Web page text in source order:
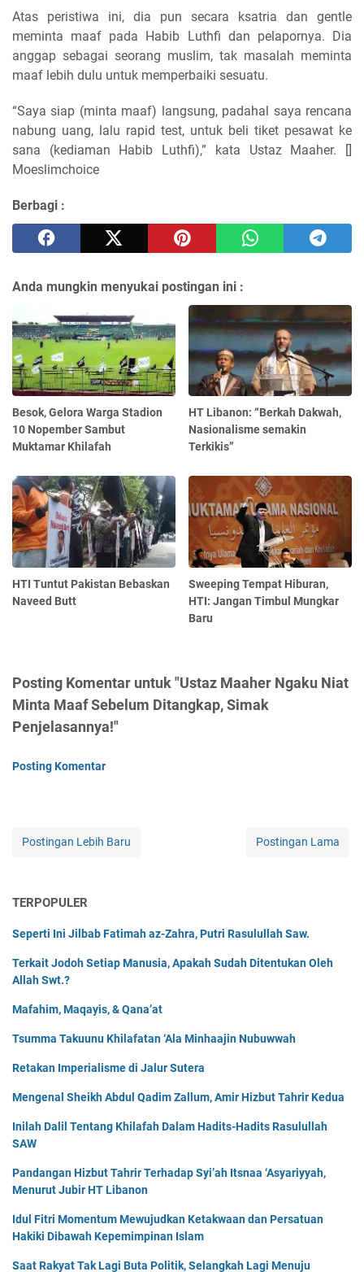
Atas peristiwa ini, dia pun secara ksatria dan gentle
meminta maaf pada Habib Luthfi dan pelapornya. Dia
anggap sebagai seorang muslim, tak masalah meminta
maaf lebih dulu untuk memperbaiki sesuatu.
“Saya siap (minta maaf) langsung, padahal saya rencana
nabung uang, lalu rapid test, untuk beli tiket pesawat ke
sana (kediaman Habib Luthfi),” kata Ustaz Maaher. []
Moeslimchoice
Berbagi :
Anda mungkin menyukai postingan ini :
Besok, Gelora Warga Stadion
10 Nopember Sambut
Muktamar Khilafah
HT Libanon: “Berkah Dakwah,
Nasionalisme semakin
Terkikis”
HTI Tuntut Pakistan Bebaskan
Naveed Butt
Sweeping Tempat Hiburan,
HTI: Jangan Timbul Mungkar
Baru
Posting Komentar untuk "Ustaz Maaher Ngaku Niat
Minta Maaf Sebelum Ditangkap, Simak
Penjelasannya!"
Posting Komentar
Postingan Lebih Baru Postingan Lama
TERPOPULER
Seperti Ini Jilbab Fatimah az-Zahra, Putri Rasulullah Saw.
Terkait Jodoh Setiap Manusia, Apakah Sudah Ditentukan Oleh
Allah Swt.?
Mafahim, Maqayis, & Qana’at
Tsumma Takuunu Khilafatan ‘Ala Minhaajin Nubuwwah
Retakan Imperialisme di Jalur Sutera
Mengenal Sheikh Abdul Qadim Zallum, Amir Hizbut Tahrir Kedua
Inilah Dalil Tentang Khilafah Dalam Hadits-Hadits Rasulullah
SAW
Pandangan Hizbut Tahrir Terhadap Syi’ah Itsnaa ‘Asyariyyah,
Menurut Jubir HT Libanon
Idul Fitri Momentum Mewujudkan Ketakwaan dan Persatuan
Hakiki Dibawah Kepemimpinan Islam
Saat Rakyat Tak Lagi Buta Politik, Selangkah Lagi Menuju